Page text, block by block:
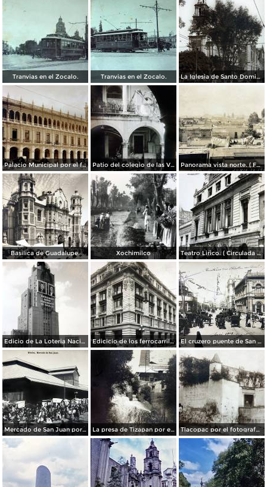
Tranvias en el Zocalo. Tranvias en el Zocalo. La Iglesia de Santo Domingo.
Palacio Municipal por el fotografo Hugo Brehme.. Patio del colegio de las Vizcainas por el fotografo Hugo Brehme. Panorama vista norte. ( Fechada el 20 de Junio de 1905 ).
Basilica de Guadalupe. Xochimilco Teatro Lirico. ( Circulada el 1 de Agosto de 1926 ).
Edicio de La Loteria Nacional Ciudad de México Abril de 1964 Edicicio de los ferrocarriles. El cruzero puente de San Francisco y Guardiola por el fotografo Felix Miret.
Mercado de San Juan por el fotografo Felix Miret La presa de Tizapan por el fotografo Fernando Kososky. ( Circulada el 22 de Diembre de 1910 ). Tlacopac por el fotografo Hugo Brehme.